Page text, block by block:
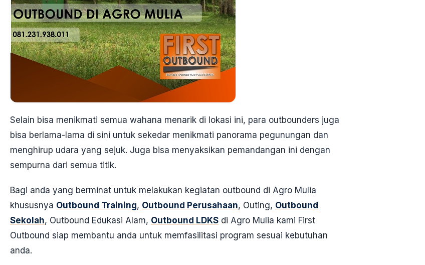
Selain bisa menikmati semua wahana menarik di lokasi ini, para outbounders juga
bisa berlama-lama di sini untuk sekedar menikmati panorama pegunungan dan
menghirup udara yang sejuk. Juga bisa menyaksikan pemandangan ini dengan
sempurna dari semua titik.
Bagi anda yang berminat untuk melakukan kegiatan outbound di Agro Mulia
khususnya Outbound Training, Outbound Perusahaan, Outing, Outbound
Sekolah, Outbound Edukasi Alam, Outbound LDKS di Agro Mulia kami First
Outbound siap membantu anda untuk memfasilitasi program sesuai kebutuhan
anda.